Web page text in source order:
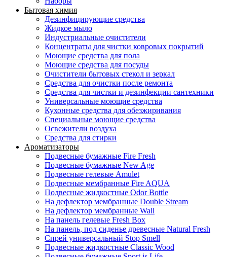
Бытовая химия
Дезинфицирующие средства
Жидкое мыло
Индустриальные очистители
Концентраты для чистки ковровых покрытий
Моющие средства для пола
Моющие средства для посуды
Очистители бытовых стекол и зеркал
Средства для очистки после ремонта
Средства для чистки и дезинфекции сантехники
Универсальные моющие средства
Кухонные средства для обезжиривания
Специальные моющие средства
Освежители воздуха
Средства для стирки
Ароматизаторы
Подвесные бумажные Fire Fresh
Подвесные бумажные New Age
Подвесные гелевые Amulet
Подвесные мембранные Fire AQUA
Подвесные жидкостные Odor Bottle
На дефлектор мембранные Double Stream
На дефлектор мембранные Wall
На панель гелевые Fresh Box
На панель, под сиденье древесные Natural Fresh
Спрей универсальный Stop Smell
Подвесные жидкостные Classic Wood